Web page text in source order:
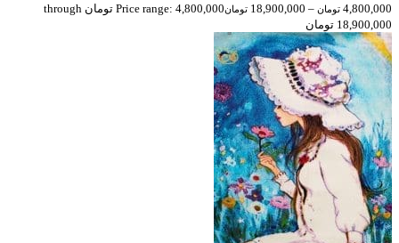
4,800,000 تومان –
18,900,000 تومان
Price range: 4,800,000 تومان through
18,900,000 تومان